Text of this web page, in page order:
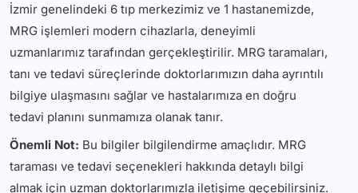
İzmir genelindeki 6 tıp merkezimiz ve 1 hastanemizde,
MRG işlemleri modern cihazlarla, deneyimli
uzmanlarımız tarafından gerçekleştirilir. MRG taramaları,
tanı ve tedavi süreçlerinde doktorlarımızın daha ayrıntılı
bilgiye ulaşmasını sağlar ve hastalarımıza en doğru
tedavi planını sunmamıza olanak tanır.
Önemli Not: Bu bilgiler bilgilendirme amaçlıdır. MRG
taraması ve tedavi seçenekleri hakkında detaylı bilgi
almak için uzman doktorlarımızla iletişime geçebilirsiniz.